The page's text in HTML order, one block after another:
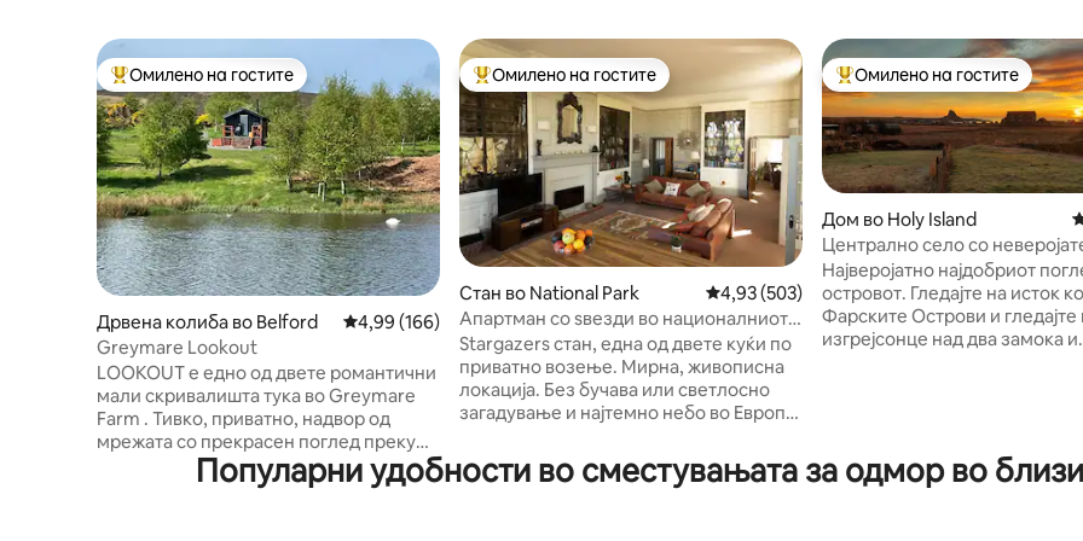
Меѓу најуспешните „Омилени на гостите“
Омилено на гостите
Дрвена колиба во Belford Просечна оцена: 4,99 од 5, 166 рецензии
4,99 (166)
Greymare Lookout
LOOKOUT е едно од двете романтични
мали скривалишта тука во Greymare
Farm . Тивко, приватно, надвор од
мрежата со прекрасен поглед преку
езерото кон морето зад него и
ридовите зад него. Во близина на
Меѓу најуспешните „Омилени на гостите“
Омилено на гостите
Стан во National Park Просечна оцена: 4,93 од 5, 503 рецензии
4,93 (503)
Апартман со ѕвезди во националниот
парк Нортамберленд
Stargazers стан, една од двете куќи по
приватно возење. Мирна, живописна
локација. Без бучава или светлосно
загадување и најтемно небо во Европа.
отворен салон/кујна и историски
полици за книги. Спална соба со када
Меѓу најуспешните „Омилени
Омилено на гостите
Дом во Holy Island
Централно село со
и паркинг.
Најверојатно најдобриот
островот. Гледајте на исток кон
Фарските Острови и гледајте
изгрејсонце над два замока и
испланирате денот. Старата
викендица на рибарот е
Популарни удобности во сместувањата за одмор во